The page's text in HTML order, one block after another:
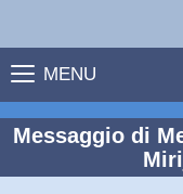
MENU
Messaggio di